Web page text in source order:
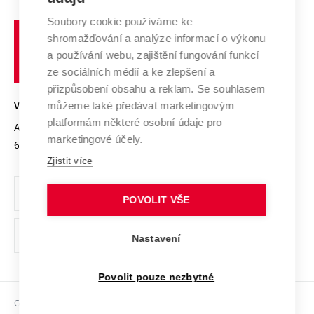
Systém zajišťování kvality výzkumu
Výzkumné infrastruktury
Transfer znalostí
Open Science
Projekty
Projekty ze strukturálních fondů
Specifický výzkum
Spolupráce se školami
Služby univerzity
Mezinárodní dohody
Univerzitní sítě
Profil univerzity
Udržitelná univerzita
Podnikavá univerzita / ContriBUTe
Bezpečná univerzita
Vyznamenání
Organizační struktura
Ochrana osobních údajů
odkaz)
Sociální bezpečí
učení
technické
VYSOKÉ UČENÍ TECHNICKÉ V BRNĚ
Antonínská 548/1
602 00 Brno
www.vut.cz
vut@vutbr.cz
Copyright © 2026 VUT
Soubory cookie používáme ke
shromažďování a analýze informací o výkonu
a používání webu, zajištění fungování funkcí
ze sociálních médií a ke zlepšení a
přizpůsobení obsahu a reklam. Se souhlasem
můžeme také předávat marketingovým
platformám některé osobní údaje pro
marketingové účely.
Zjistit více
POVOLIT VŠE
Nastavení
Povolit pouze nezbytné